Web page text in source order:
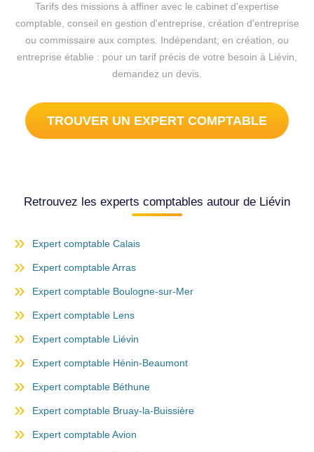
Tarifs des missions à affiner avec le cabinet d'expertise
comptable, conseil en gestion d'entreprise, création d'entreprise
ou commissaire aux comptes. Indépendant, en création, ou
entreprise établie : pour un tarif précis de votre besoin à Liévin,
demandez un devis.
TROUVER UN EXPERT COMPTABLE
Retrouvez les experts comptables autour de Liévin
Expert comptable Calais
Expert comptable Arras
Expert comptable Boulogne-sur-Mer
Expert comptable Lens
Expert comptable Liévin
Expert comptable Hénin-Beaumont
Expert comptable Béthune
Expert comptable Bruay-la-Buissière
Expert comptable Avion